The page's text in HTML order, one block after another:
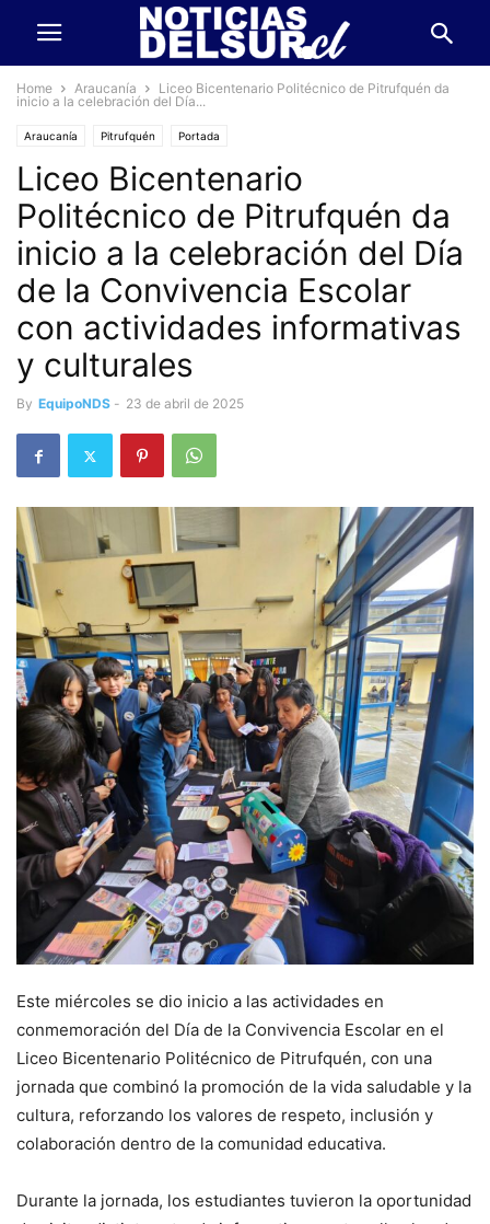
Home Araucanía
Liceo Bicentenario Politécnico de Pitrufquén da
inicio a la celebración del Día...
Araucanía Pitrufquén Portada
Liceo Bicentenario
Politécnico de Pitrufquén da
inicio a la celebración del Día
de la Convivencia Escolar
con actividades informativas
y culturales
By EquipoNDS - 23 de abril de 2025
Este miércoles se dio inicio a las actividades en
conmemoración del Día de la Convivencia Escolar en el
Liceo Bicentenario Politécnico de Pitrufquén, con una
jornada que combinó la promoción de la vida saludable y la
cultura, reforzando los valores de respeto, inclusión y
colaboración dentro de la comunidad educativa.
Durante la jornada, los estudiantes tuvieron la oportunidad